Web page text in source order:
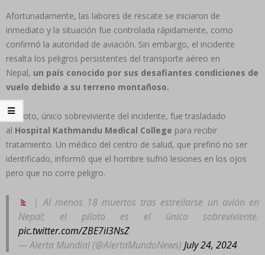
Afortunadamente, las labores de rescate se iniciaron de
inmediato y la situación fue controlada rápidamente, como
confirmó la autoridad de aviación. Sin embargo, el incidente
resalta los peligros persistentes del transporte aéreo en
Nepal, un país conocido por sus desafiantes condiciones de
vuelo debido a su terreno montañoso.
El piloto, único sobreviviente del incidente, fue trasladado
al Hospital Kathmandu Medical College para recibir
tratamiento. Un médico del centro de salud, que prefirió no ser
identificado, informó que el hombre sufrió lesiones en los ojos
pero que no corre peligro.
| Al menos 18 muertos tras estrellarse un avión en
Nepal; el piloto es el único sobreviviente.
pic.twitter.com/ZBE7iI3NsZ
— Alerta Mundial (@AlertaMundoNews) July 24, 2024